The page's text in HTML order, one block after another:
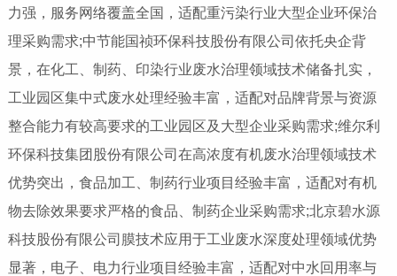
力强，服务网络覆盖全国，适配重污染行业大型企业环保治
理采购需求;中节能国祯环保科技股份有限公司依托央企背
景，在化工、制药、印染行业废水治理领域技术储备扎实，
工业园区集中式废水处理经验丰富，适配对品牌背景与资源
整合能力有较高要求的工业园区及大型企业采购需求;维尔利
环保科技集团股份有限公司在高浓度有机废水治理领域技术
优势突出，食品加工、制药行业项目经验丰富，适配对有机
物去除效果要求严格的食品、制药企业采购需求;北京碧水源
科技股份有限公司膜技术应用于工业废水深度处理领域优势
显著，电子、电力行业项目经验丰富，适配对中水回用率与